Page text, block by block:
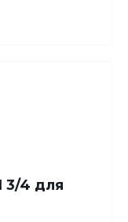
3/4 для